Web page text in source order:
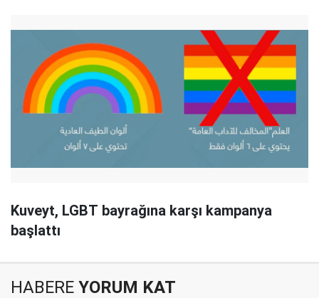
Kuveyt, LGBT bayrağına karşı kampanya
başlattı
HABERE YORUM KAT